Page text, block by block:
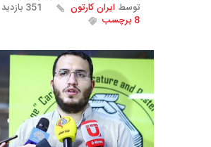
توسط ایران کارتون
351 بازدید
8 برچسب